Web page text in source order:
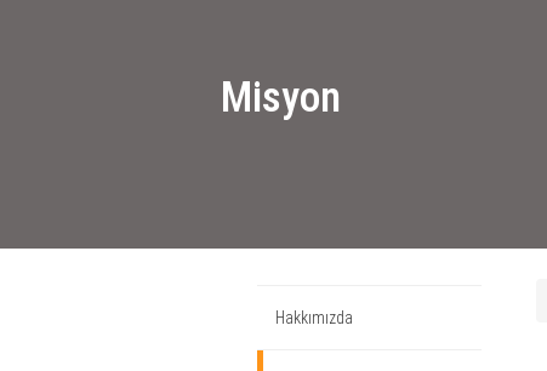
Misyon
Hakkımızda